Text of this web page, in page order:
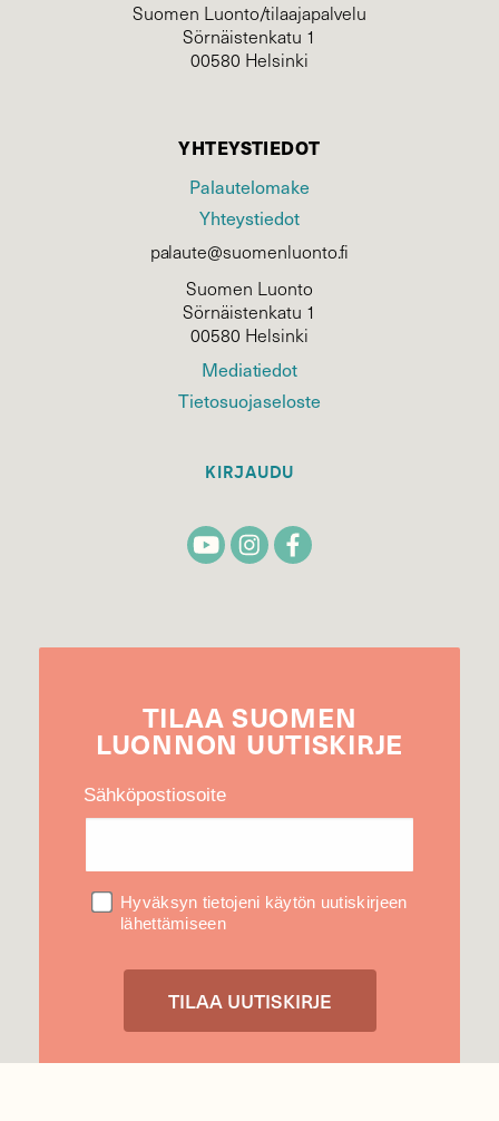
Suomen Luonto/tilaajapalvelu
Sörnäistenkatu 1
00580 Helsinki
YHTEYSTIEDOT
Palautelomake
Yhteystiedot
palaute@suomenluonto.fi
Suomen Luonto
Sörnäistenkatu 1
00580 Helsinki
Mediatiedot
Tietosuojaseloste
KIRJAUDU
TILAA SUOMEN
LUONNON UUTIS­KIRJE
Sähköpostiosoite
Hyväksyn tietojeni käytön uutiskirjeen
lähettämiseen